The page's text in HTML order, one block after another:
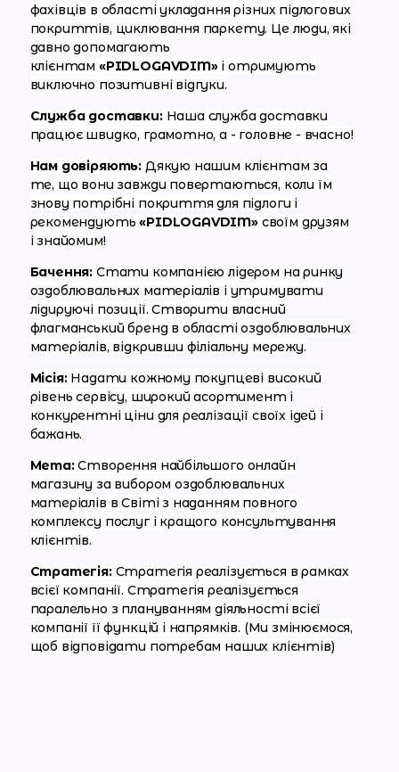
фахівців в області укладання різних підлогових
покриттів, циклювання паркету. Це люди, які
давно допомагають
клієнтам «PIDLOGAVDIM»і отримують
виключно позитивні відгуки.
Служба доставки:Наша служба доставки
працює швидко, грамотно, а - головне - вчасно!
Нам довіряють: Дякую нашим клієнтам за
те, що вони завжди повертаються, коли їм
знову потрібні покриття для підлоги і
рекомендують«PIDLOGAVDIM»своїм друзям
і знайомим!
Бачення: Стати компанією лідером на ринку
оздоблювальних матеріалів і утримувати
лідируючі позиції. Створити власний
флагманський бренд в області оздоблювальних
матеріалів, відкривши філіальну мережу.
Місія: Надати кожному покупцеві високий
рівень сервісу, широкий асортимент і
конкурентні ціни для реалізації своїх ідей і
бажань.
Мета:Створення найбільшого онлайн
магазину за вибором оздоблювальних
матеріалів в Світі з наданням повного
комплексу послуг і кращого консультування
клієнтів.
Стратегія: Стратегія реалізується в рамках
всієї компанії. Стратегія реалізується
паралельно з плануванням діяльності всієї
компанії її функцій і напрямків. (Ми змінюємося,
щоб відповідати потребам наших клієнтів)